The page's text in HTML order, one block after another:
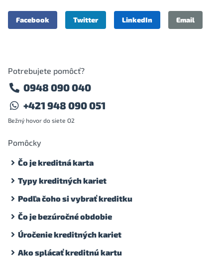
Facebook Twitter LinkedIn Email
Potrebujete pomôcť?
0948 090 040
+421 948 090 051
Bežný hovor do siete O2
Pomôcky
Čo je kreditná karta
Typy kreditných kariet
Podľa čoho si vybrať kreditku
Čo je bezúročné obdobie
Úročenie kreditných kariet
Ako splácať kreditnú kartu